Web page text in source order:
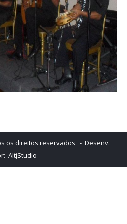
os direitos reservados - Desenv.
AltjStudio